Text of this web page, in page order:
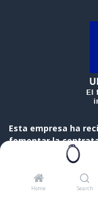
Home Search
Esta empresa ha
fomentar la
desempleadas,
Cantabria y el
Programa Operativo